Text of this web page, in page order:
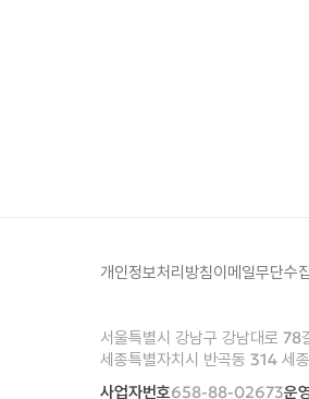
개인정보처리방침이메일무단수
서울특별시 강남구 강남대로
세종특별자치시 반곡동 314 세
사업자번호658-88-02673운